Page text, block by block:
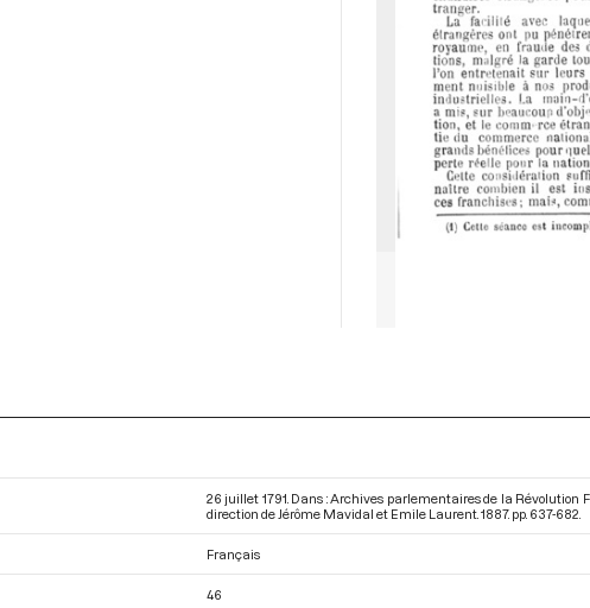
26 juillet 1791. Dans : Archives parlementaires de la Révolution
direction de Jérôme Mavidal et Emile Laurent. 1887. pp. 637-682.
Français
46